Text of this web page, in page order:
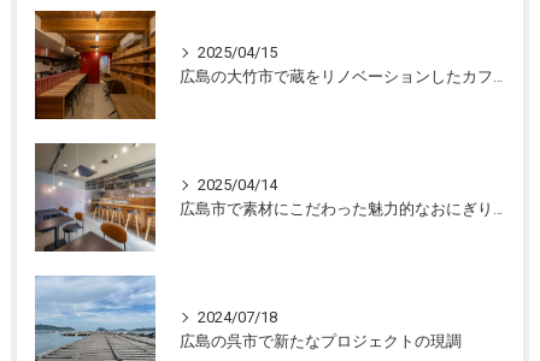
2025/04/15
2025/04/14
2024/07/18
広島の呉市で新たなプロジェクトの現調